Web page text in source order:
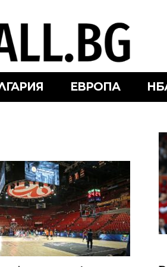
ЕВРОПА